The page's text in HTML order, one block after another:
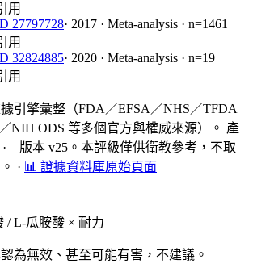
用
27797728· 2017 · Meta-analysis · n=1461
用
32824885· 2020 · Meta-analysis · n=19
用
引擎彙整（FDA／EFSA／NHS／TFDA
NIH ODS 等多個官方與權威來源）。 產
· 版本 v25。本評級僅供衛教參考，不取
· 📊 證據資料庫原始頁面
/ L-瓜胺酸 × 耐力
為無效、甚至可能有害，不建議。